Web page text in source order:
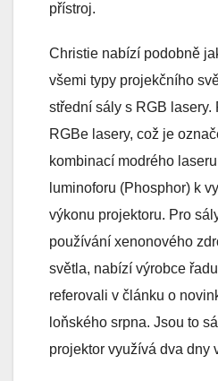
přístroj.
Christie nabízí podobně
všemi typy projekčního
střední sály s RGB lasery.
RGBe lasery, což je
kombinací modrého
luminoforu (Phosphor) k
výkonu projektoru. Pro
používání xenonového
světla, nabízí výrobce
referovali v článku o
loňského srpna. Jsou to
projektor využívá dva dny